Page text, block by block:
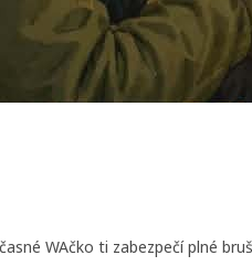
WAčko ti zabezpečí plné